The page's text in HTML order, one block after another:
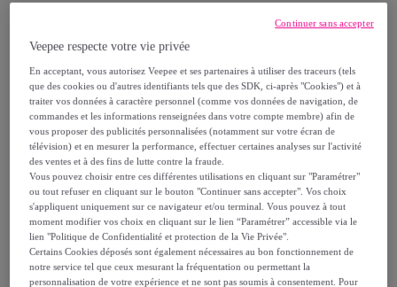
voir les conditions.
Vendu parROYAL PALACE BEDDING
Livraison
Livraison offerte par la marque
Livraison estimée: entre le31/08et le03/09
Veepee respecte votre vie privée
En acceptant, vous autorisez Veepee et ses partenaires à utiliser des traceurs (tels
que des cookies ou d'autres identifiants tels que des SDK, ci-après "Cookies") et à
traiter vos données à caractère personnel (comme vos données de navigation, de
commandes et les informations renseignées dans votre compte membre) afin de
vous proposer des publicités personnalisées (notamment sur votre écran de
télévision) et en mesurer la performance, effectuer certaines analyses sur l'activité
des ventes et à des fins de lutte contre la fraude.
Vous pouvez choisir entre ces différentes utilisations en cliquant sur "Paramétrer"
ou tout refuser en cliquant sur le bouton "Continuer sans accepter". Vos choix
s'appliquent uniquement sur ce navigateur et/ou terminal. Vous pouvez à tout
moment modifier vos choix en cliquant sur le lien “Paramétrer” accessible via le
lien "Politique de Confidentialité et protection de la Vie Privée".
Certains Cookies déposés sont également nécessaires au bon fonctionnement de
notre service tel que ceux mesurant la fréquentation ou permettant la
personnalisation de votre expérience et ne sont pas soumis à consentement. Pour
Continuer sans accepter